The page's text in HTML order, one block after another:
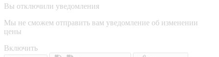
Вы отключили уведомления
Мы не сможем отправить вам уведомление об изменении
цены
Включить